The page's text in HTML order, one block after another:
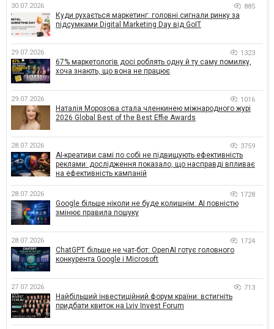
30.07.2026 885
Куди рухається маркетинг: головні сигнали ринку за
підсумками Digital Marketing Day від GoIT
29.07.2026 1323
67% маркетологів досі роблять одну й ту саму помилку,
хоча знають, що вона не працює
29.07.2026 1016
Наталія Морозова стала членкинею міжнародного журі
2026 Global Best of the Best Effie Awards
28.07.2026 3759
AI-креативи самі по собі не підвищують ефективність
реклами: дослідження показало, що насправді впливає
на ефективність кампаній
28.07.2026 1728
Google більше ніколи не буде колишнім: AI повністю
змінює правила пошуку
28.07.2026 1724
ChatGPT більше не чат-бот: OpenAI готує головного
конкурента Google і Microsoft
27.07.2026 713
Найбільший інвестиційний форум країни: встигніть
придбати квиток на Lviv Invest Forum